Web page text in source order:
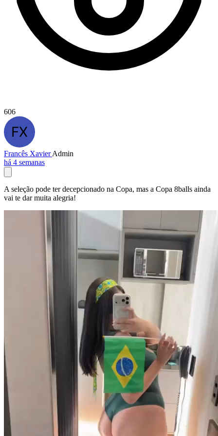
606
Francês XavierAdmin
há 4 semanas
A seleção pode ter decepcionado na Copa, mas a Copa 8balls ainda
vai te dar muita alegria!